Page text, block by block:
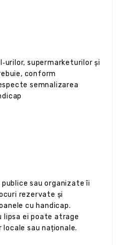
supermarketurilor și
conform
semnalizarea
sau organizate îi
rezervate și
cu handicap.
lipsa ei poate atrage
sau naționale.